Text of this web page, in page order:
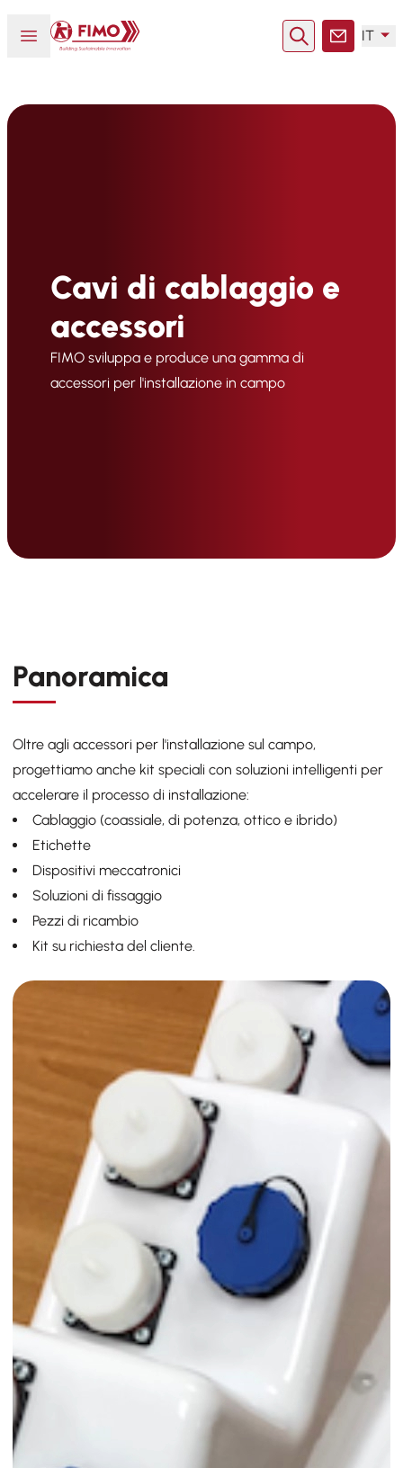
Aprire o chiudere il menu
Torna alla pagina iniziale
RicercaContatto
IT
Cavi di cablaggio e
accessori
FIMO sviluppa e produce una gamma di
accessori per l'installazione in campo
Panoramica
Oltre agli accessori per l'installazione sul campo,
progettiamo anche kit speciali con soluzioni intelligenti per
accelerare il processo di installazione:
Cablaggio (coassiale, di potenza, ottico e ibrido)
Etichette
Dispositivi meccatronici
Soluzioni di fissaggio
Pezzi di ricambio
Kit su richiesta del cliente.